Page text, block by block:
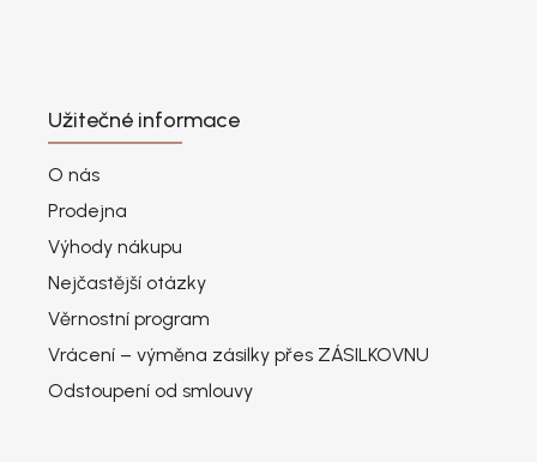
Užitečné informace
O nás
Prodejna
Výhody nákupu
Nejčastější otázky
Věrnostní program
Vrácení – výměna zásilky přes ZÁSILKOVNU
Odstoupení od smlouvy